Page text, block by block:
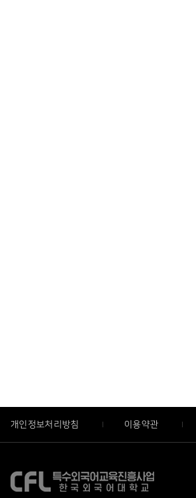
개인정보처리방침 이용약관